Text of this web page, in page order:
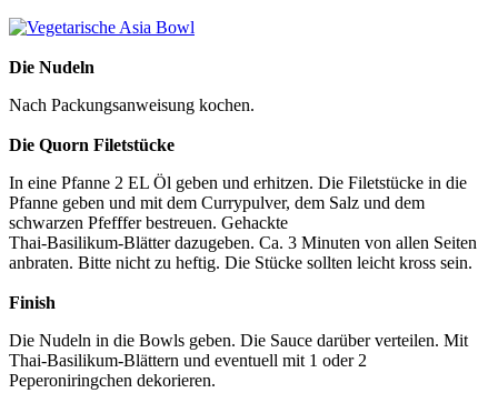
Die Nudeln
Nach Packungsanweisung kochen.
Die Quorn Filetstücke
In eine Pfanne 2 EL Öl geben und erhitzen. Die Filetstücke in die
Pfanne geben und mit dem Currypulver, dem Salz und dem
schwarzen Pfefffer bestreuen. Gehackte
Thai-Basilikum-Blätter dazugeben. Ca. 3 Minuten von allen Seiten
anbraten. Bitte nicht zu heftig. Die Stücke sollten leicht kross sein.
Finish
Die Nudeln in die Bowls geben. Die Sauce darüber verteilen. Mit
Thai-Basilikum-Blättern und eventuell mit 1 oder 2
Peperoniringchen dekorieren.